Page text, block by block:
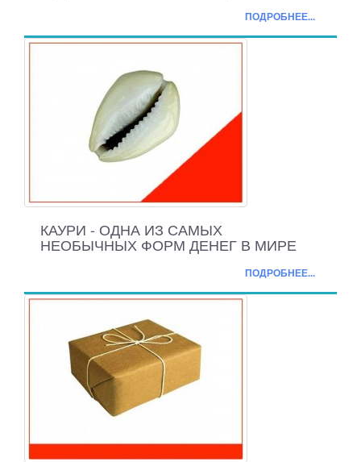
ПОДРОБНЕЕ...
КАУРИ - ОДНА ИЗ САМЫХ
НЕОБЫЧНЫХ ФОРМ ДЕНЕГ В МИРЕ
ПОДРОБНЕЕ...